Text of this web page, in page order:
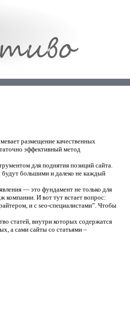
размещение качественных
эффективный метод
для поднятия позиций сайта.
будут большими и далеко не каждый
— это фундамент не только для
компании. И вот тут встает вопрос:
и с seo-специалистами”. Чтобы
статей, внутри которых содержатся
а сами сайты со статьями –